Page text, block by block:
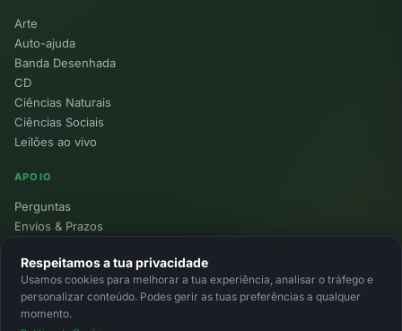
Arte
Auto-ajuda
Banda Desenhada
CD
Ciências Naturais
Ciências Sociais
Leilões ao vivo
APOIO
Perguntas
Envios & Prazos
Devoluções
Minha Conta
Respeitamos a tua privacidade
Usamos cookies para melhorar a tua experiência, analisar o tráfego e
personalizar conteúdo. Podes gerir as tuas preferências a qualquer
momento.